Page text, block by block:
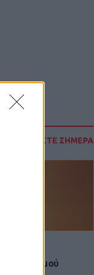
ΔΙΑΒΑΣΤΕ ΣΗΜΕΡΑ
συναγερμού